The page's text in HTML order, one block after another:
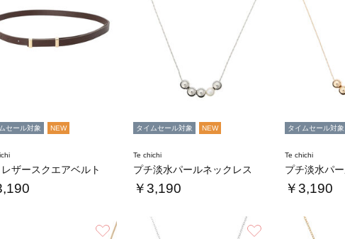
セール対象 NEW
ザースクエアベルト
タイムセール対象 NEW
Te chichi
プチ淡水パールネックレス
￥3,190
タイムセール対象
Te chichi
プチ淡水パ
￥3,190
お気に入り